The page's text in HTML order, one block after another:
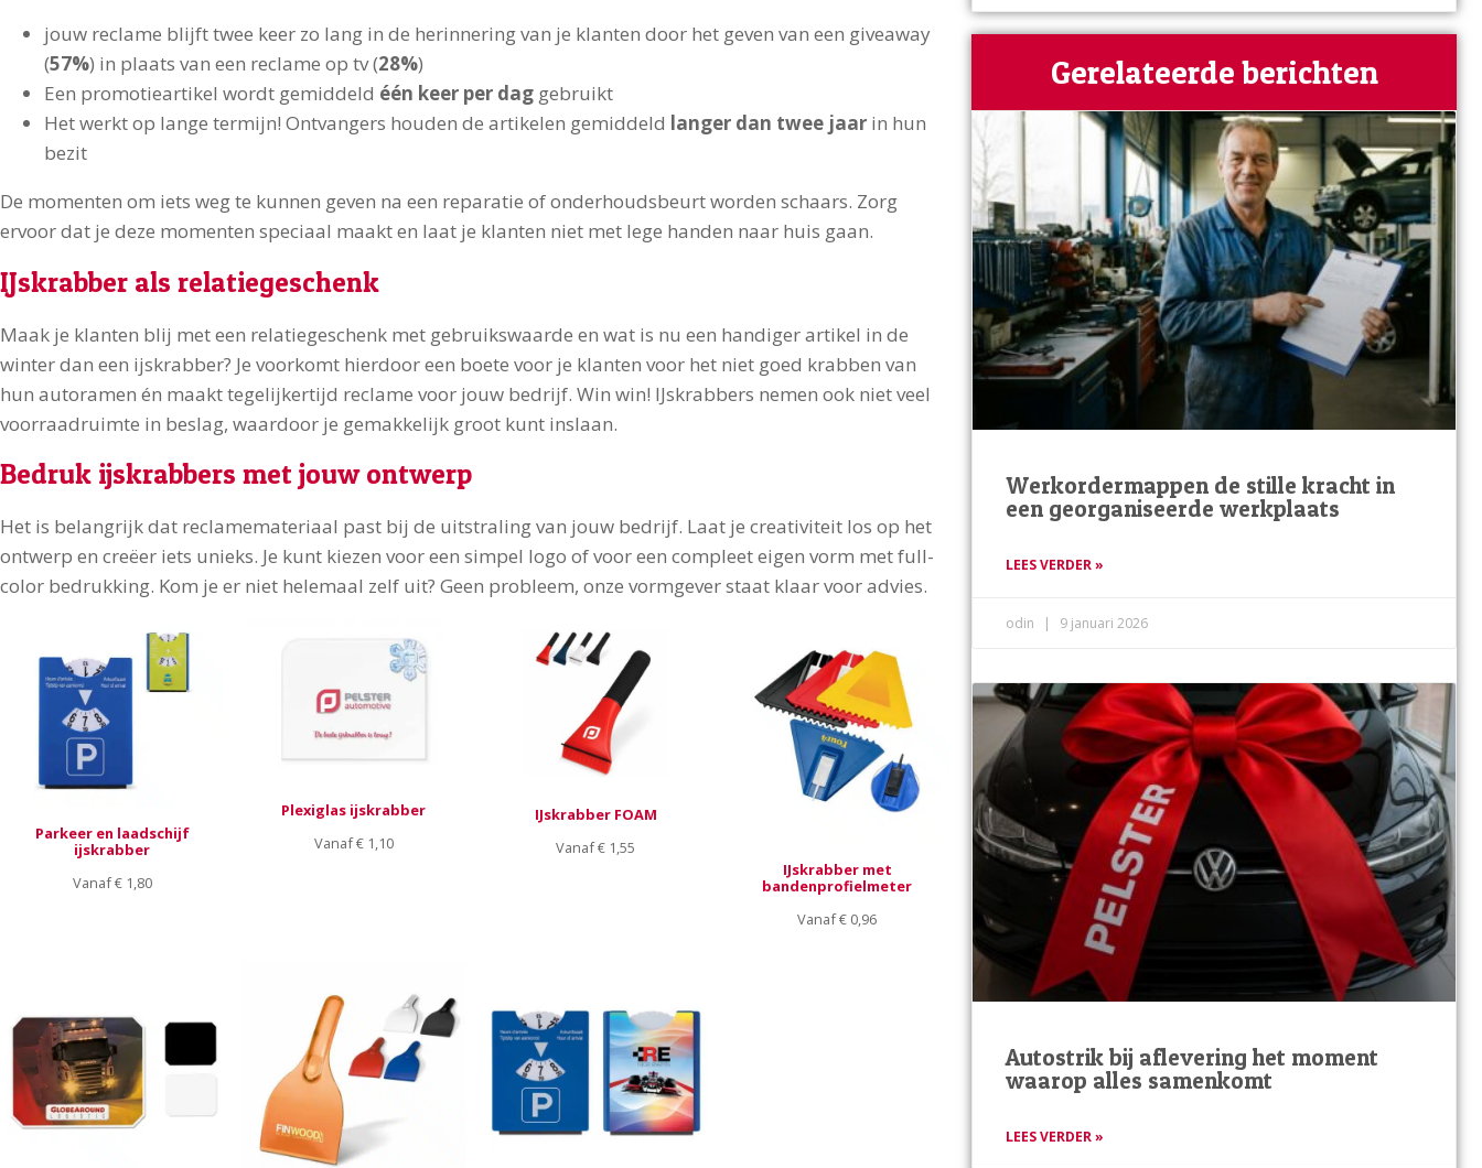
jouw reclame blijft twee keer zo lang in de herinnering van je klanten door het geven van een giveaway
(57%) in plaats van een reclame op tv (28%)
Een promotieartikel wordt gemiddeld één keer per dag gebruikt
Het werkt op lange termijn! Ontvangers houden de artikelen gemiddeld langer dan twee jaar in hun
bezit
De momenten om iets weg te kunnen geven na een reparatie of onderhoudsbeurt worden schaars. Zorg
ervoor dat je deze momenten speciaal maakt en laat je klanten niet met lege handen naar huis gaan.
IJskrabber als relatiegeschenk
Maak je klanten blij met een relatiegeschenk met gebruikswaarde en wat is nu een handiger artikel in de
winter dan een ijskrabber? Je voorkomt hierdoor een boete voor je klanten voor het niet goed krabben van
hun autoramen én maakt tegelijkertijd reclame voor jouw bedrijf. Win win! IJskrabbers nemen ook niet veel
voorraadruimte in beslag, waardoor je gemakkelijk groot kunt inslaan.
Bedruk ijskrabbers met jouw ontwerp
Het is belangrijk dat reclamemateriaal past bij de uitstraling van jouw bedrijf. Laat je creativiteit los op het
ontwerp en creëer iets unieks. Je kunt kiezen voor een simpel logo of voor een compleet eigen vorm met full-
color bedrukking. Kom je er niet helemaal zelf uit? Geen probleem, onze vormgever staat klaar voor advies.
Parkeer en laadschijf
ijskrabber
Vanaf€1,80
Plexiglas ijskrabber
Vanaf€1,10
IJskrabber FOAM
Vanaf€ 1,55
IJskrabber met
bandenprofielmeter
Vanaf€ 0,96
Gerelateerde berichten
Werkordermappen de stille kracht in
een georganiseerde werkplaats
LEES VERDER »
odin 9 januari 2026
Autostrik bij aflevering het moment
waarop alles samenkomt
LEES VERDER »